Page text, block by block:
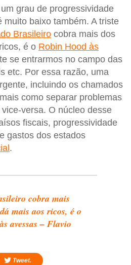
grau de progressividade
muito baixo também. A triste
Brasileiro cobra mais dos
é o Robin Hood às
se entrarmos no campo das
etc. Por essa razão, uma
incluindo os chamados
como separar problemas
versa. O núcleo desse
fiscais, progressividade
gastos dos estados
.
cobra mais
mais aos ricos, é o
avessas – Flavio
Tweet.